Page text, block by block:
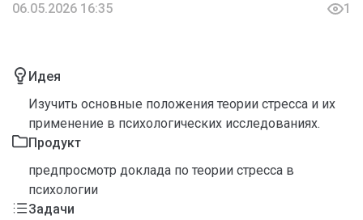
06.05.2026 16:35 1
Идея
Изучить основные положения теории стресса и их
применение в психологических исследованиях.
Продукт
предпросмотр доклада по теории стресса в
психологии
Задачи